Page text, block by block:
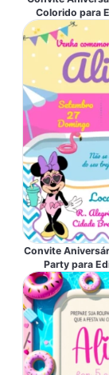
Colorido para
Convite
Party para